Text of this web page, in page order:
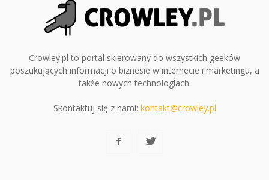
Crowley.pl to portal skierowany do wszystkich geeków
poszukujących informacji o biznesie w internecie i marketingu, a
także nowych technologiach.
Skontaktuj się z nami: kontakt@crowley.pl